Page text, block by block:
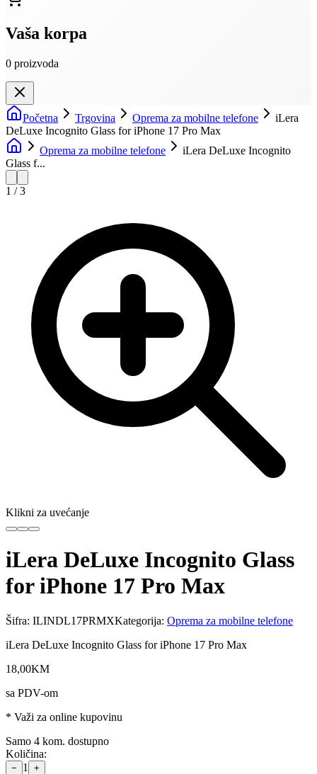
Vaša korpa
0 proizvoda
Početna Trgovina Oprema za mobilne telefone
iLera
DeLuxe Incognito Glass for iPhone 17 Pro Max
Oprema za mobilne telefone
iLera DeLuxe Incognito
Glass f...
1 /3
Klikni za uvećanje
iLera DeLuxe Incognito Glass
for iPhone 17 Pro Max
Šifra: ILINDL17PRMXKategorija: Oprema za mobilne telefone
iLera DeLuxe Incognito Glass for iPhone 17 Pro Max
18,00KM
sa PDV-om
* Važi za online kupovinu
Samo 4 kom. dostupno
Količina:
− 1 +